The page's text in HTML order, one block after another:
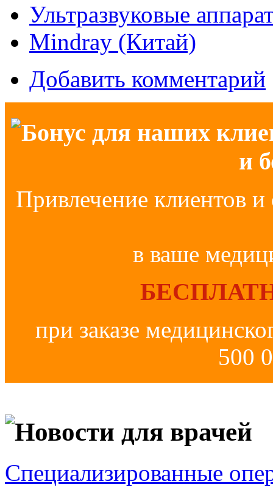
Ультразвуковые
Mindray (Китай)
Добавить комментарий
Бонус для наших
и
Привлечение клиентов и
в ваше
при заказе
500
Новости для врачей
Специализированные